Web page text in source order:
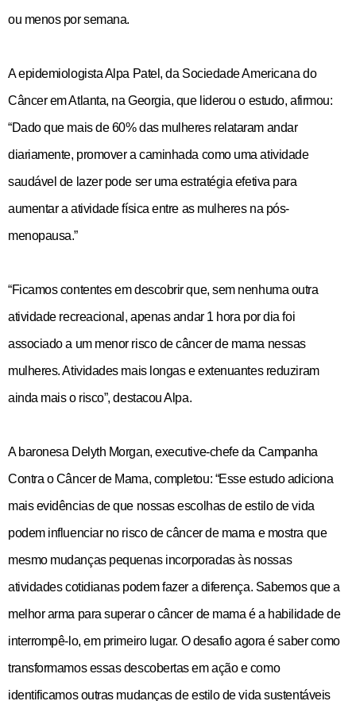
ou menos por semana.
A epidemiologista Alpa Patel, da Sociedade Americana do
Câncer em Atlanta, na Georgia, que liderou o estudo, afirmou:
“Dado que mais de 60% das mulheres relataram andar
diariamente, promover a caminhada como uma atividade
saudável de lazer pode ser uma estratégia efetiva para
aumentar a atividade física entre as mulheres na pós-
menopausa.”
“Ficamos contentes em descobrir que, sem nenhuma outra
atividade recreacional, apenas andar 1 hora por dia foi
associado a um menor risco de câncer de mama nessas
mulheres. Atividades mais longas e extenuantes reduziram
ainda mais o risco”, destacou Alpa.
A baronesa Delyth Morgan, executive-chefe da Campanha
Contra o Câncer de Mama, completou: “Esse estudo adiciona
mais evidências de que nossas escolhas de estilo de vida
podem influenciar no risco de câncer de mama e mostra que
mesmo mudanças pequenas incorporadas às nossas
atividades cotidianas podem fazer a diferença. Sabemos que a
melhor arma para superar o câncer de mama é a habilidade de
interrompê-lo, em primeiro lugar. O desafio agora é saber como
transformamos essas descobertas em ação e como
identificamos outras mudanças de estilo de vida sustentáveis